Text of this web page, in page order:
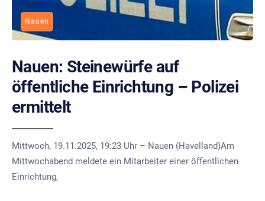
Nauen
Nauen: Steinewürfe auf
öffentliche Einrichtung – Polizei
ermittelt
Mittwoch, 19.11.2025, 19:23 Uhr – Nauen (Havelland)Am
Mittwochabend meldete ein Mitarbeiter einer öffentlichen
Einrichtung,